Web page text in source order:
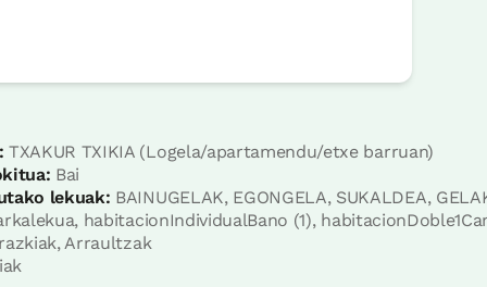
TXAKUR TXIKIA (Logela/apartamendu/etxe barruan)
Bai
lekuak: BAINUGELAK, EGONGELA, SUKALDEA,
habitacionIndividualBano (1),
Arraultzak